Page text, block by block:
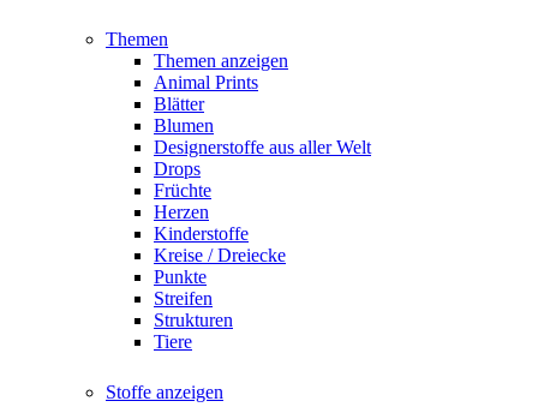
Themen
Themen anzeigen
Animal Prints
Blätter
Blumen
Designerstoffe aus aller Welt
Drops
Früchte
Herzen
Kinderstoffe
Kreise / Dreiecke
Punkte
Streifen
Strukturen
Tiere
Stoffe anzeigen